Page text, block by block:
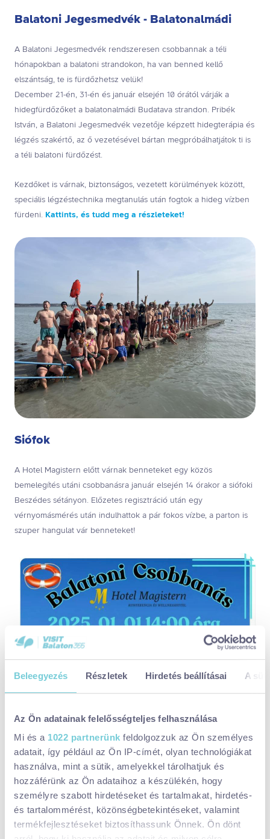
Beleegyezés Részletek Hirdetés beállításai A
Az Ön adatainak felelősségteljes felhasználása
Mi és a 1022 partnerünk feldolgozzuk az Ön személyes
adatait, így például az Ön IP-címét, olyan technológiákat
használva, mint a sütik, amelyekkel tárolhatjuk és
hozzáférünk az Ön adataihoz a készülékén, hogy
személyre szabott hirdetéseket és tartalmakat, hirdetés-
és tartalommérést, közönségbetekintéseket, valamint
termékfejlesztéseket biztosíthassunk Önnek. Ön dönt
Balatoni Jegesmedvék - Balatonalmádi
A Balatoni Jegesmedvék rendszeresen csobbannak a téli
hónapokban a balatoni strandokon, ha van benned kellő
elszántság, te is fürdőzhetsz velük!
December 21-én, 31-én és január elsején 10 órától várják a
hidegfürdőzőket a balatonalmádi Budatava strandon. Pribék
István, a Balatoni Jegesmedvék vezetője képzett hidegterápia és
légzés szakértő, az ő vezetésével bártan megpróbálhatjátok ti is
a téli balatoni fürdőzést.
Kezdőket is várnak, biztonságos, vezetett körülmények között,
speciális légzéstechnika megtanulás után fogtok a hideg vízben
fürdeni. Kattints, és tudd meg a részleteket!
Siófok
A Hotel Magistern előtt várnak benneteket egy közös
bemelegítés utáni csobbanásra január elsején 14 órakor a siófoki
Beszédes sétányon. Előzetes regisztráció után egy
vérnyomásmérés után indulhattok a pár fokos vízbe, a parton is
szuper hangulat vár benneteket!